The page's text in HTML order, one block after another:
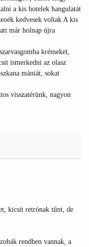
a kis hotelek hangulatát
kedvesek voltak A kis
már holnap újra
krémeket,
ismerkedni az olasz
mániát, sokat
visszatérünk, nagyon
kicsit retrónak tűnt, de
rendben vannak, a